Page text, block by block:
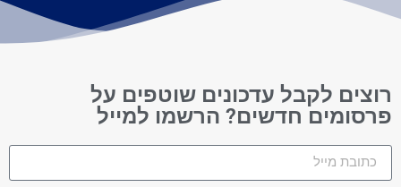
רוצים לקבל עדכונים שוטפים על
פרסומים חדשים? הרשמו למייל